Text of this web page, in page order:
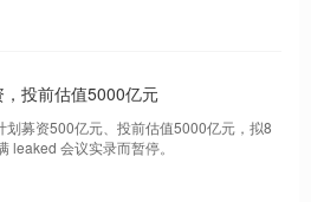
投前估值5000亿元
募资500亿元、投前估值5000亿元，拟8
leaked 会议实录而暂停。